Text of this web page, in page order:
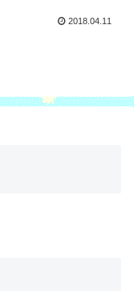
2018.04.11